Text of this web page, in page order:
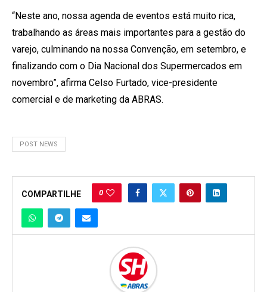
“Neste ano, nossa agenda de eventos está muito rica,
trabalhando as áreas mais importantes para a gestão do
varejo, culminando na nossa Convenção, em setembro, e
finalizando com o Dia Nacional dos Supermercados em
novembro”, afirma Celso Furtado, vice-presidente
comercial e de marketing da ABRAS.
POST NEWS
COMPARTILHE 0